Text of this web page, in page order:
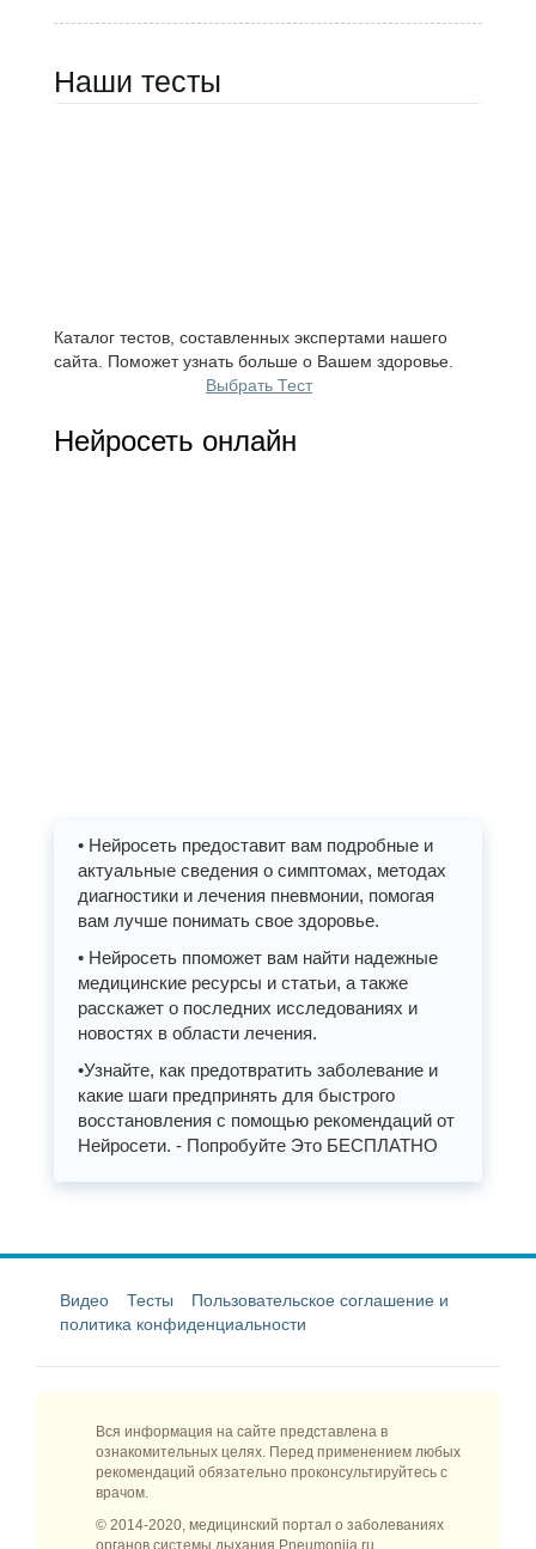
Наши тесты
Каталог тестов, составленных экспертами нашего
сайта. Поможет узнать больше о Вашем здоровье.
Выбрать Тест
Нейросеть онлайн
• Нейросеть предоставит вам подробные и
актуальные сведения о симптомах, методах
диагностики и лечения пневмонии, помогая
вам лучше понимать свое здоровье.
• Нейросеть ппоможет вам найти надежные
медицинские ресурсы и статьи, а также
расскажет о последних исследованиях и
новостях в области лечения.
•Узнайте, как предотвратить заболевание и
какие шаги предпринять для быстрого
восстановления с помощью рекомендаций от
Нейросети. - Попробуйте Это БЕСПЛАТНО
Видео Тесты
Пользовательское соглашение и
политика конфиденциальности
Вся информация на сайте представлена в
ознакомительных целях. Перед применением любых
рекомендаций обязательно проконсультируйтесь с
врачом.
© 2014-2020, медицинский портал о заболеваниях
органов системы дыхания Pneumonija.ru